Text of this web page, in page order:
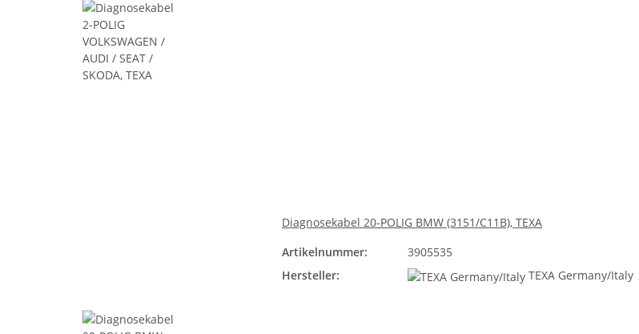
Diagnosekabel 20-POLIG BMW (3151/C11B), TEXA
Artikelnummer:
3905535
Hersteller:
TEXA Germany/Italy